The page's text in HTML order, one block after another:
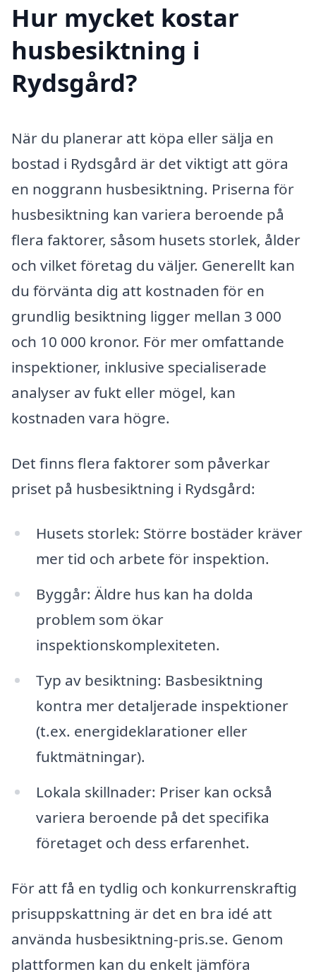
Hur mycket kostar
husbesiktning i
Rydsgård?
När du planerar att köpa eller sälja en
bostad i Rydsgård är det viktigt att göra
en noggrann husbesiktning. Priserna för
husbesiktning kan variera beroende på
flera faktorer, såsom husets storlek, ålder
och vilket företag du väljer. Generellt kan
du förvänta dig att kostnaden för en
grundlig besiktning ligger mellan 3 000
och 10 000 kronor. För mer omfattande
inspektioner, inklusive specialiserade
analyser av fukt eller mögel, kan
kostnaden vara högre.
Det finns flera faktorer som påverkar
priset på husbesiktning i Rydsgård:
Husets storlek: Större bostäder kräver
mer tid och arbete för inspektion.
Byggår: Äldre hus kan ha dolda
problem som ökar
inspektionskomplexiteten.
Typ av besiktning: Basbesiktning
kontra mer detaljerade inspektioner
(t.ex. energideklarationer eller
fuktmätningar).
Lokala skillnader: Priser kan också
variera beroende på det specifika
företaget och dess erfarenhet.
För att få en tydlig och konkurrenskraftig
prisuppskattning är det en bra idé att
använda husbesiktning-pris.se. Genom
plattformen kan du enkelt jämföra